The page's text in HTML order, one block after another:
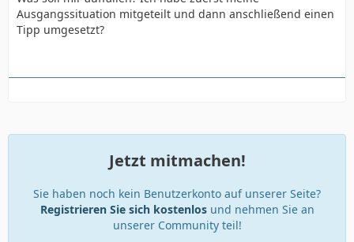
Ausgangssituation mitgeteilt und dann anschließend einen
Tipp umgesetzt?
Jetzt mitmachen!
Sie haben noch kein Benutzerkonto auf unserer Seite?
Registrieren Sie sich kostenlosund nehmen Sie an
unserer Community teil!